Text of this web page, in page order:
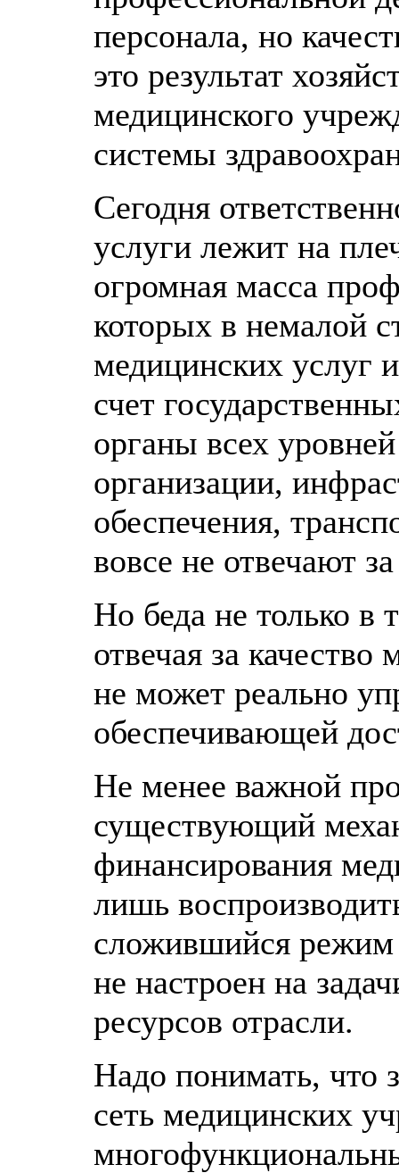
персонала, но
это результат
медицинского
системы
Сегодня
услуги лежит на
огромная масса
которых в немалой
медицинских услуг
счет
органы всех
организации,
обеспечения,
вовсе не отвечают
Но беда не только в
отвечая за
не может реально
обеспечивающей
Не менее важной
существующий
финансирования
лишь
сложившийся режим
не настроен на
ресурсов отрасли.
Надо понимать, что
сеть медицинских